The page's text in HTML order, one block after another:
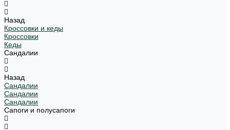
Назад
Кроссовки и кеды
Кроссовки
Кеды
Сандалии
Назад
Сандалии
Сандалии
Сандалии
Сапоги и полусапоги